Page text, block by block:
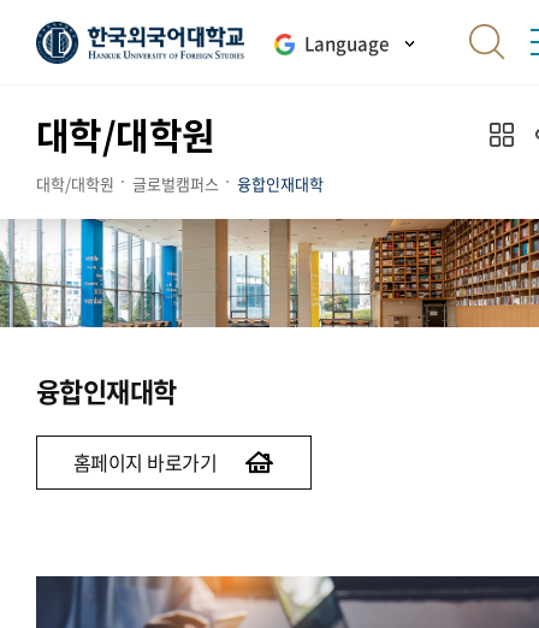
Language
대학/대학원
대학/대학원 글로벌캠퍼스 융합인재대학
융합인재대학
홈페이지 바로가기